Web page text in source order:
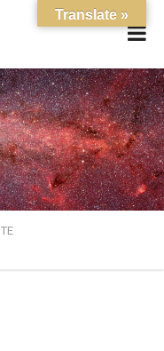
Translate »